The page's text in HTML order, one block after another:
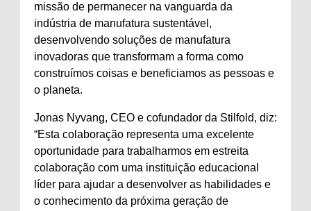
missão de permanecer na vanguarda da
indústria de manufatura sustentável,
desenvolvendo soluções de manufatura
inovadoras que transformam a forma como
construímos coisas e beneficiamos as pessoas e
o planeta.
Jonas Nyvang, CEO e cofundador da Stilfold, diz:
“Esta colaboração representa uma excelente
oportunidade para trabalharmos em estreita
colaboração com uma instituição educacional
líder para ajudar a desenvolver as habilidades e
o conhecimento da próxima geração de